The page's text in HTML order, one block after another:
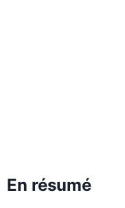
En résumé